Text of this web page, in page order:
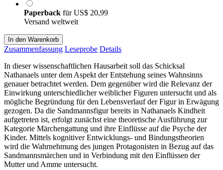
Paperback fürUS$ 20,99
Versand weltweit
In den Warenkorb
Zusammenfassung Leseprobe Details
In dieser wissenschaftlichen Hausarbeit soll das Schicksal
Nathanaels unter dem Aspekt der Entstehung seines Wahnsinns
genauer betrachtet werden. Dem gegenüber wird die Relevanz der
Einwirkung unterschiedlicher weiblicher Figuren untersucht und als
mögliche Begründung für den Lebensverlauf der Figur in Erwägung
gezogen. Da die Sandmannsfigur bereits in Nathanaels Kindheit
aufgetreten ist, erfolgt zunächst eine theoretische Ausführung zur
Kategorie Märchengattung und ihre Einflüsse auf die Psyche der
Kinder. Mittels kognitiver Entwicklungs- und Bindungstheorien
wird die Wahrnehmung des jungen Protagonisten in Bezug auf das
Sandmannsmärchen und in Verbindung mit den Einflüssen der
Mutter und Amme untersucht.